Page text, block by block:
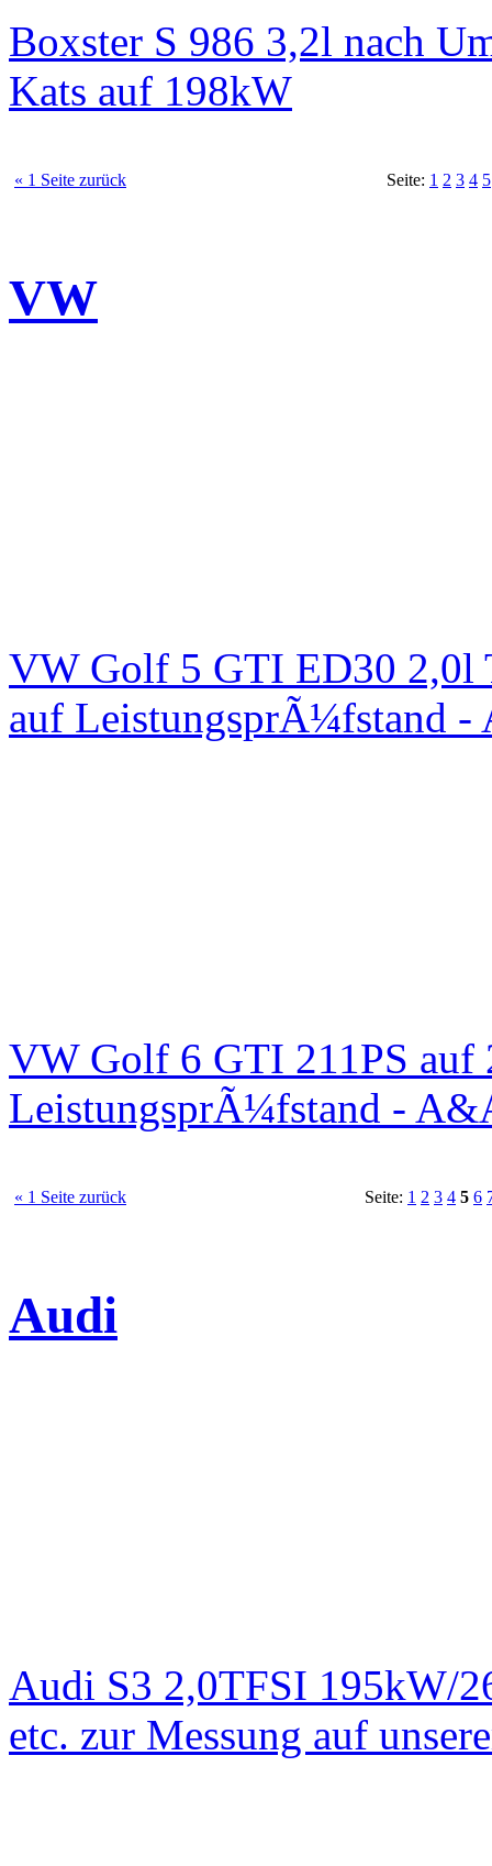
Boxster S 986 3,2l nach
Kats auf 198kW
« 1 Seite zurück Seite: 1 2 3 4 5
VW
VW Golf 5 GTI ED30 2,0l
auf LeistungsprÃ¼fstand
VW Golf 6 GTI 211PS auf
LeistungsprÃ¼fstand -
« 1 Seite zurück Seite: 1 2 3 4 5 6
Audi
Audi S3 2,0TFSI 195kW/
etc. zur Messung auf